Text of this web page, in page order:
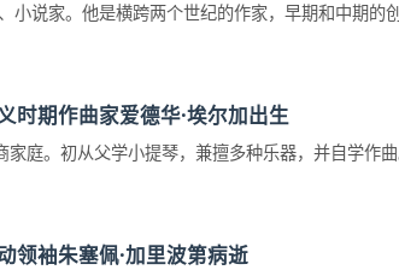
小说家。他是横跨两个世纪的作家，早期和中期
时期作曲家爱德华·埃尔加出生
家庭。初从父学小提琴，兼擅多种乐器，并自学作
领袖朱塞佩·加里波第病逝